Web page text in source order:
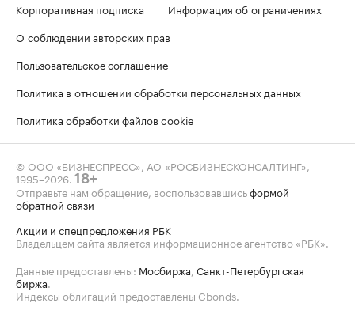
Корпоративная подписка
Информация об ограничениях
О соблюдении авторских прав
Пользовательское соглашение
Политика в отношении обработки персональных данных
Политика обработки файлов cookie
© ООО «БИЗНЕСПРЕСС», АО «РОСБИЗНЕСКОНСАЛТИНГ»,
1995–2026. 18+
Отправьте нам обращение, воспользовавшисьформой
обратной связи
Акции и спецпредложения РБК
Владельцем сайта является информационное агентство «РБК».
Данные предоставлены: Мосбиржа, Санкт-Петербургская
биржа.
Индексы облигаций предоставлены Cbonds.